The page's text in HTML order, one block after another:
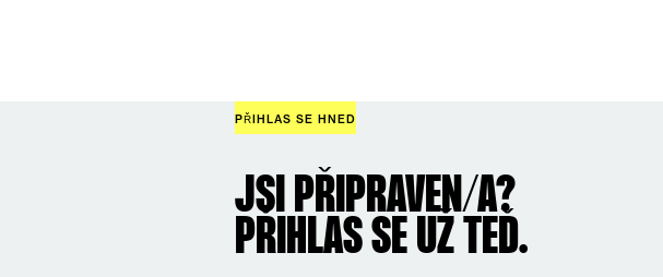
PŘIHLAS SE HNED
JSI PŘIPRAVEN/A?
PŘIHLAS SE UŽ TEĎ.